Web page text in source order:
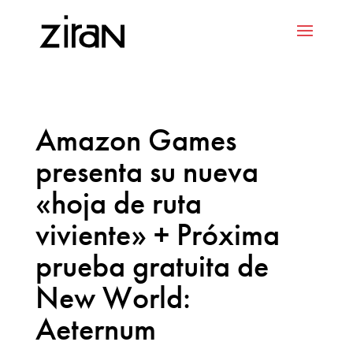
Amazon Games
presenta su nueva
«hoja de ruta
viviente» + Próxima
prueba gratuita de
New World:
Aeternum